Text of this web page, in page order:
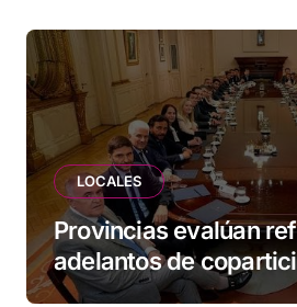
LOCALES
Provincias evalúan
adelantos de
Tierra del Fuego,